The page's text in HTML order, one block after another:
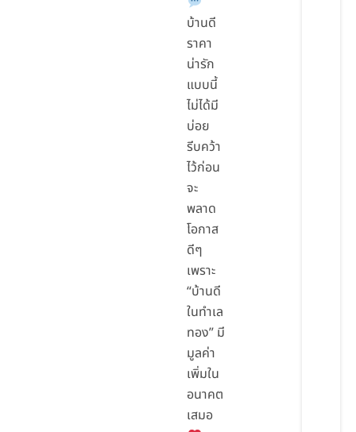
บ้านดี
ราคา
น่ารัก
แบบนี้
ไม่ได้มี
บ่อย
รีบคว้า
ไว้ก่อน
จะ
พลาด
โอกาส
ดีๆ
เพราะ
“บ้านดี
ในทำเล
ทอง” มี
มูลค่า
เพิ่มใน
อนาคต
เสมอ